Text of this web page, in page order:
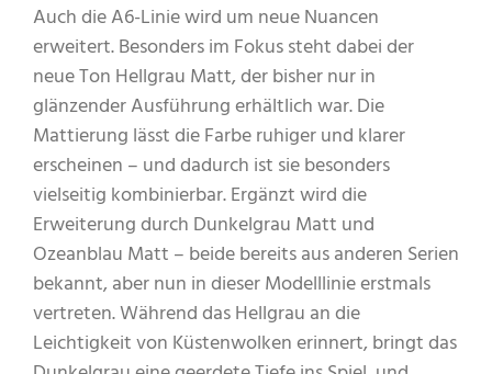
Auch die A6-Linie wird um neue Nuancen
erweitert. Besonders im Fokus steht dabei der
neue Ton Hellgrau Matt, der bisher nur in
glänzender Ausführung erhältlich war. Die
Mattierung lässt die Farbe ruhiger und klarer
erscheinen – und dadurch ist sie besonders
vielseitig kombinierbar. Ergänzt wird die
Erweiterung durch Dunkelgrau Matt und
Ozeanblau Matt – beide bereits aus anderen Serien
bekannt, aber nun in dieser Modelllinie erstmals
vertreten. Während das Hellgrau an die
Leichtigkeit von Küstenwolken erinnert, bringt das